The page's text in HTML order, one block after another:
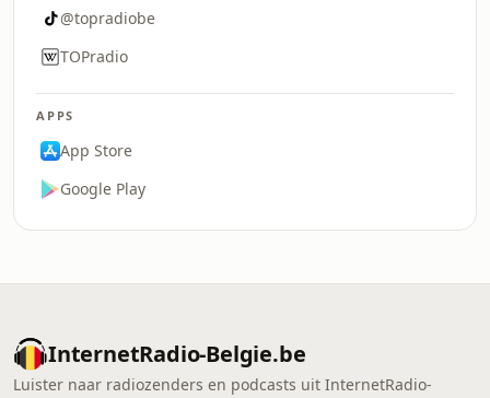
@topradiobe
TOPradio
APPS
App Store
Google Play
InternetRadio-Belgie.be
Luister naar radiozenders en podcasts uit InternetRadio-